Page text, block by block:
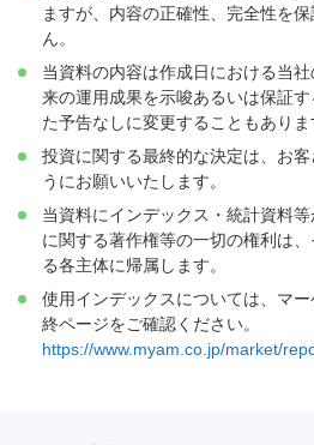
ますが、内容の正確性、完全性を
ん。
当資料の内容は作成日における当
来の運用成果を示唆あるいは保証
た予告なしに変更することもありま
投資に関する最終的な決定は、お
うにお願いいたします。
当資料にインデックス・統計資料
に関する著作権等の一切の権利は
る各主体に帰属します。
使用インデックスについては、マ
終ページをご確認ください。
https://www.myam.co.jp/market/